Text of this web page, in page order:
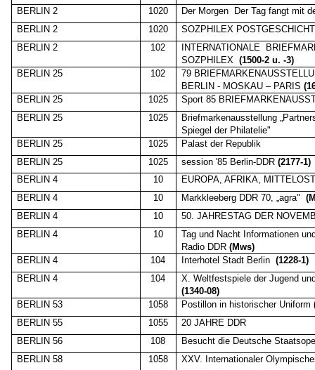
BERLIN 2
1020 Der Morgen
Der Tag fangt mit
BERLIN 2
1020
SOZPHILEX
BERLIN 2
102 INTERNATIONALE
SOZPHILEX (1500-2 u. -3)
BERLIN 25
102
79
BERLIN - MOSKAU – PARIS
BERLIN 25
1025
Sport 85
BERLIN 25
1025
Briefmarkenausstellung
Spiegel der Philatelie"
BERLIN 25
1025
Palast der Republik
BERLIN 25
1025 session '85 Berlin-DDR(2177-1)
BERLIN 4
10
EUROPA, AFRIKA,
BERLIN 4
10 Markkleeberg DDR 70, „agra"
BERLIN 4
10
50. JAHRESTAG DER
BERLIN 4
10
Tag und Nacht Informationen
Radio DDR(Mws)
BERLIN 4
104 Interhotel Stadt Berlin (1228-1)
BERLIN 4
104
X. Weltfestspiele der Jugend
(1340-08)
BERLIN 53
1058 Postillon in historischer Uniform
BERLIN 55
1055
20 JAHRE DDR
BERLIN 56
108
Besucht die Deutsche
BERLIN 58
1058
XXV. Internationaler